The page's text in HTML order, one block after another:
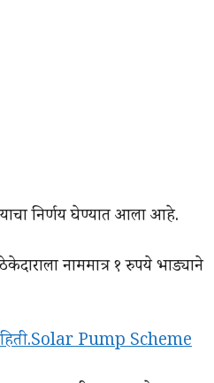
निर्णय घेण्यात आला आहे.
नाममात्र १ रुपये भाड्याने
Pump Scheme